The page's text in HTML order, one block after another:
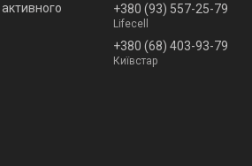
+380 (93) 557-25-79
Lifecell
+380 (68) 403-93-79
Київстар